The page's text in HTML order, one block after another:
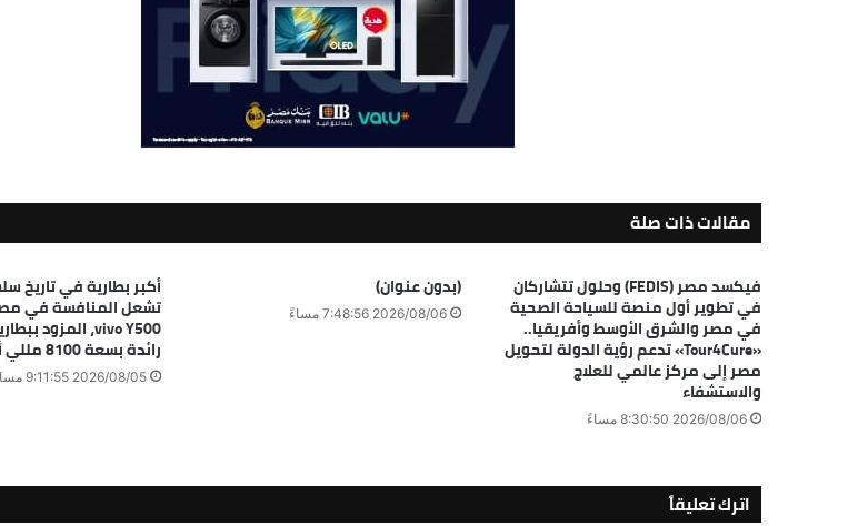
مقالات ذات صلة
فيكسد مصر (FEDIS) وحلول تتشاركان
في تطوير أول منصة للسياحة الصحية
في مصر والشرق الأوسط وأفريقيا..
«Tour4Cure» تدعم رؤية الدولة لتحويل
مصر إلى مركز عالمي للعلاج
والاستشفاء
2026/08/06 8:30:50 مساءً
(بدون عنوان)
2026/08/06 7:48:56 مساءً تشعل المنافسة في
رائدة بسعة 8100 مللي أمبير
2026/08/05 9:11:55 مساءً
اترك تعليقاً